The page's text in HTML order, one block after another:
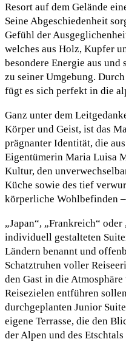
Resort auf dem Gelände
Seine Abgeschiedenheit
Gefühl der
welches aus Holz, Kupfer
besondere Energie aus
zu seiner Umgebung.
fügt es sich perfekt in die
Ganz unter dem
Körper und Geist, ist das
prägnanter Identität, die
Eigentümerin Maria Luisa
Kultur, den
Küche sowie des tief
körperliche Wohlbefinden
„Japan“, „Frankreich“
individuell gestalteten
Ländern benannt und
Schatztruhen voller
den Gast in die
Reisezielen entführen
durchgeplanten Junior
eigene Terrasse, die den
der Alpen und des